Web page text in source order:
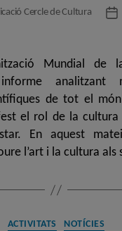
Cercle de Cultura
Mundial de
analitzant
de tot el
el rol de la
En aquest
l’art i la cultura als
Categories
ACTIVITATS NOTÍCIES